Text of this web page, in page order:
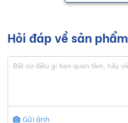
Hỏi đáp về sản phẩm
Gửi ảnh